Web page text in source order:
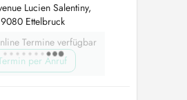
Lucien Salentiny,
9080 Ettelbruck
Termine verfügbar
per Anruf